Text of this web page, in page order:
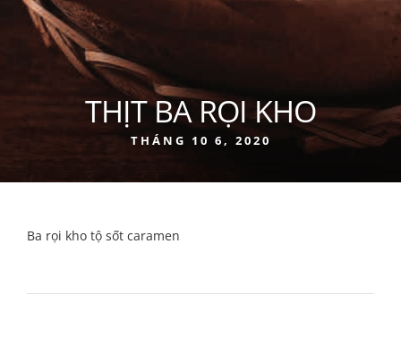
THỊT BA RỌI KHO
THÁNG 10 6, 2020
Ba rọi kho tộ sốt caramen